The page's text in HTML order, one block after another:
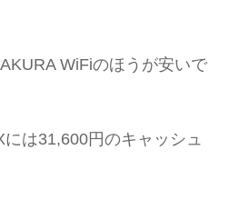
WiFiのほうが安いで
は31,600円のキャッシュ